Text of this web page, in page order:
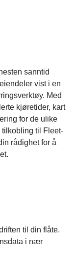
sanntid
vist i en
Med
kjøretider, kart
for de ulike
til Fleet-
rådighet for å
til din flåte.
i nær